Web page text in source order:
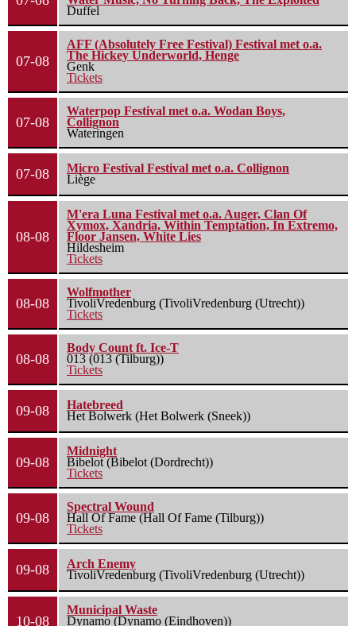
Duffel
07-08
AFF (Absolutely Free Festival) Festival met o.a.
The Hickey Underworld, Henge
Genk
Tickets
07-08
Waterpop Festival met o.a. Wodan Boys,
Collignon
Wateringen
07-08
Micro Festival Festival met o.a. Collignon
Liège
08-08
M'era Luna Festival met o.a. Auger, Clan Of
Xymox, Xandria, Within Temptation, In Extremo,
Floor Jansen, White Lies
Hildesheim
Tickets
08-08
Wolfmother
TivoliVredenburg (TivoliVredenburg (Utrecht))
Tickets
08-08
Body Count ft. Ice-T
013 (013 (Tilburg))
Tickets
09-08
Hatebreed
Het Bolwerk (Het Bolwerk (Sneek))
09-08
Midnight
Bibelot (Bibelot (Dordrecht))
Tickets
09-08
Spectral Wound
Hall Of Fame (Hall Of Fame (Tilburg))
Tickets
09-08
Arch Enemy
TivoliVredenburg (TivoliVredenburg (Utrecht))
10-08
Municipal Waste
Dynamo (Dynamo (Eindhoven))